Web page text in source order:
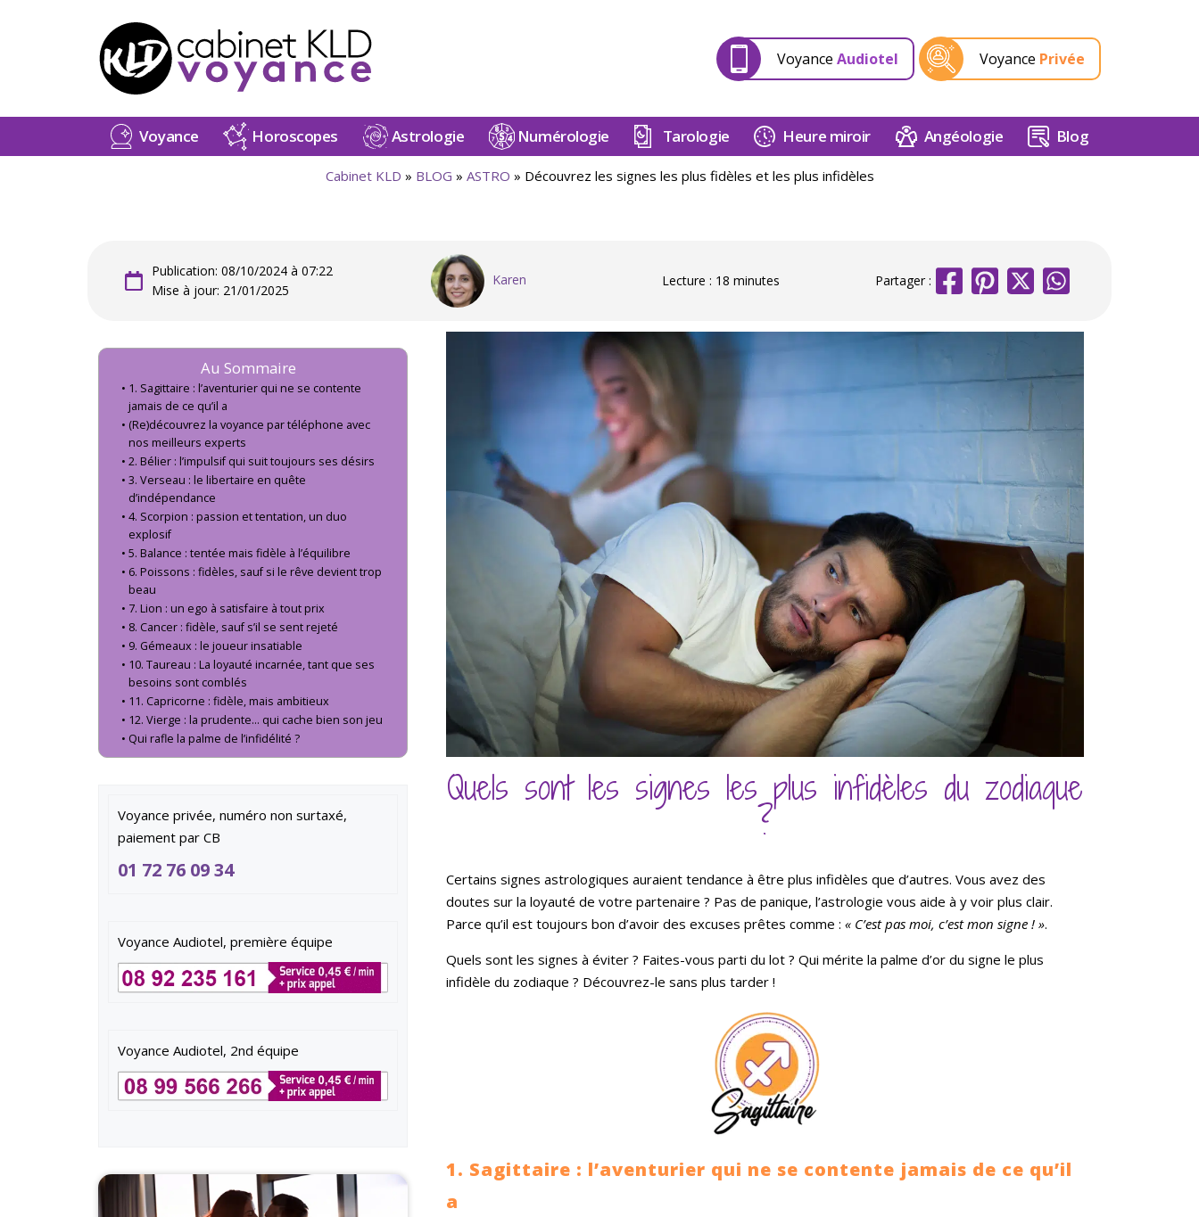
Voyance Audiotel Voyance Privée
Voyance Horoscopes Astrologie Numérologie Tarologie Heure miroir Angéologie Blog
Cabinet KLD » BLOG » ASTRO » Découvrez les signes les plus fidèles et les plus infidèles
Publication: 08/10/2024 à 07:22
Mise à jour: 21/01/2025
Karen Lecture : 18 minutes Partager :
Au Sommaire
1. Sagittaire : l’aventurier qui ne se contente
jamais de ce qu’il a
(Re)découvrez la voyance par téléphone avec
nos meilleurs experts
2. Bélier : l’impulsif qui suit toujours ses désirs
3. Verseau : le libertaire en quête
d’indépendance
4. Scorpion : passion et tentation, un duo
explosif
5. Balance : tentée mais fidèle à l’équilibre
6. Poissons : fidèles, sauf si le rêve devient trop
beau
7. Lion : un ego à satisfaire à tout prix
8. Cancer : fidèle, sauf s’il se sent rejeté
9. Gémeaux : le joueur insatiable
10. Taureau : La loyauté incarnée, tant que ses
besoins sont comblés
11. Capricorne : fidèle, mais ambitieux
12. Vierge : la prudente… qui cache bien son jeu
Qui rafle la palme de l’infidélité ?
Voyance privée, numéro non surtaxé,
paiement par CB
01 72 76 09 34
Voyance Audiotel, première équipe
Voyance Audiotel, 2nd équipe
Quels sont les signes les plus infidèles du zodiaque
?
Certains signes astrologiques auraient tendance à être plus infidèles que d’autres. Vous avez des
doutes sur la loyauté de votre partenaire ? Pas de panique, l’astrologie vous aide à y voir plus clair.
Parce qu’il est toujours bon d’avoir des excuses prêtes comme : « C’est pas moi, c’est mon signe ! ».
Quels sont les signes à éviter ? Faites-vous parti du lot ? Qui mérite la palme d’or du signe le plus
infidèle du zodiaque ? Découvrez-le sans plus tarder !
1. Sagittaire : l’aventurier qui ne se contente jamais de ce qu’il
a